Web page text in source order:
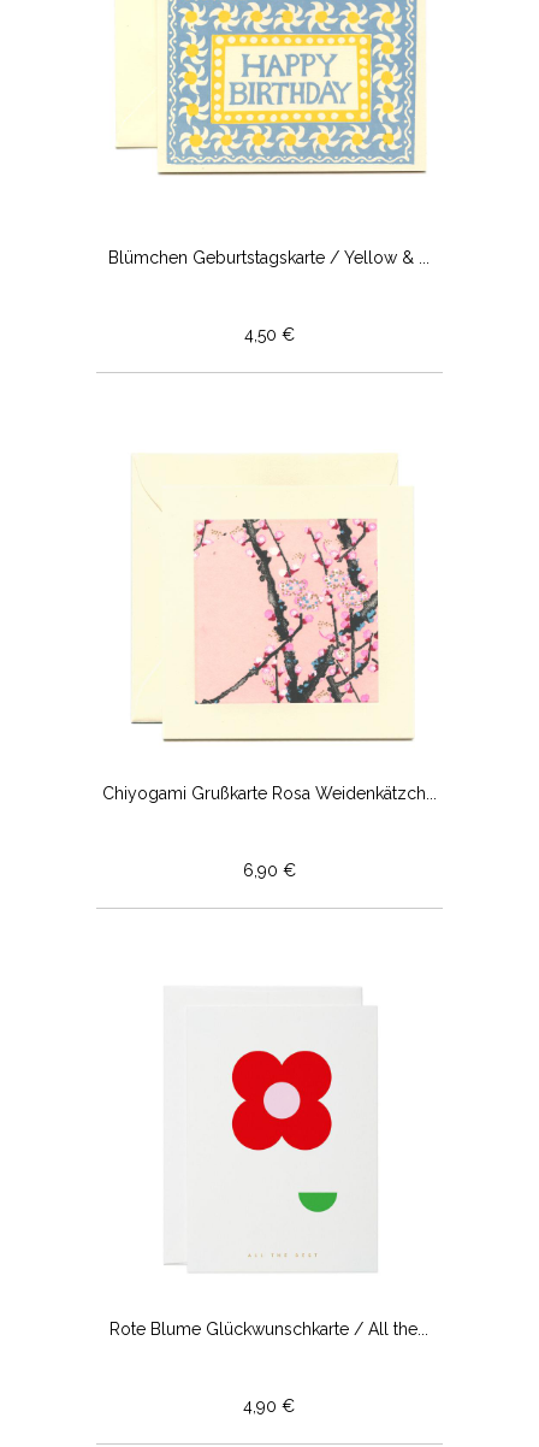
Blümchen Geburtstagskarte / Yellow & ...
4,50 €
Chiyogami Grußkarte Rosa Weidenkätzch...
6,90 €
Rote Blume Glückwunschkarte / All the...
4,90 €